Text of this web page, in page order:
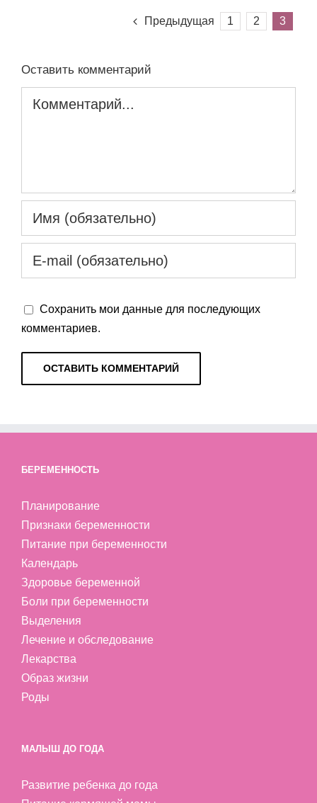
Предыдущая 1 2 3
Оставить комментарий
Сохранить мои данные для последующих
комментариев.
БЕРЕМЕННОСТЬ
Планирование
Признаки беременности
Питание при беременности
Календарь
Здоровье беременной
Боли при беременности
Выделения
Лечение и обследование
Лекарства
Образ жизни
Роды
МАЛЫШ ДО ГОДА
Развитие ребенка до года